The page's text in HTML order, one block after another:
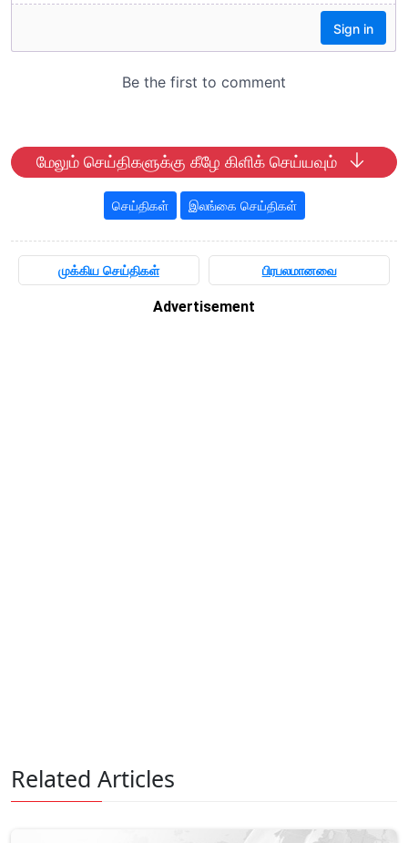
மேலும் செய்திகளுக்கு கீழே கிளிக் செய்யவும்
செய்திகள் இலங்கை செய்திகள்
முக்கிய செய்திகள் பிரபலமானவை
Advertisement
Related Articles